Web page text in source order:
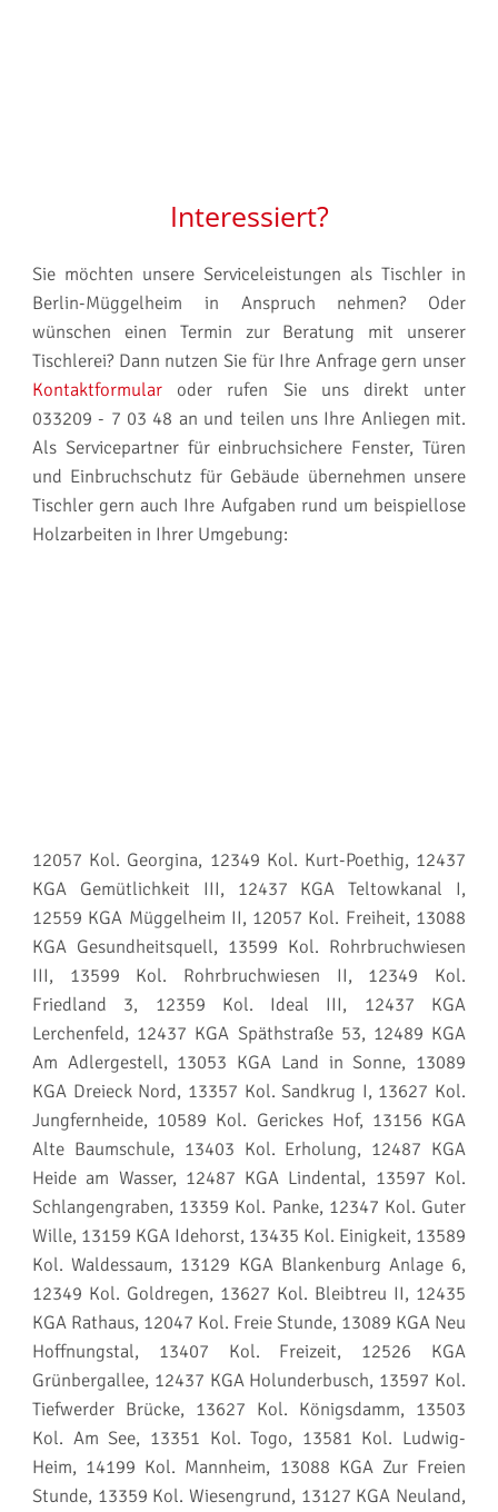
Interessiert?
Sie möchten unsere Serviceleistungen als Tischler in
Berlin-Müggelheim in Anspruch nehmen? Oder
wünschen einen Termin zur Beratung mit unserer
Tischlerei? Dann nutzen Sie für Ihre Anfrage gern unser
Kontaktformularoder rufen Sie uns direkt unter
033209 - 7 03 48 an und teilen uns Ihre Anliegen mit.
Als Servicepartner für einbruchsichere Fenster, Türen
und Einbruchschutz für Gebäude übernehmen unsere
Tischler gern auch Ihre Aufgaben rund um beispiellose
Holzarbeiten in Ihrer Umgebung:
12057 Kol. Georgina, 12349 Kol. Kurt-Poethig, 12437
KGA Gemütlichkeit III, 12437 KGA Teltowkanal I,
12559 KGA Müggelheim II, 12057 Kol. Freiheit, 13088
KGA Gesundheitsquell, 13599 Kol. Rohrbruchwiesen
III, 13599 Kol. Rohrbruchwiesen II, 12349 Kol.
Friedland 3, 12359 Kol. Ideal III, 12437 KGA
Lerchenfeld, 12437 KGA Späthstraße 53, 12489 KGA
Am Adlergestell, 13053 KGA Land in Sonne, 13089
KGA Dreieck Nord, 13357 Kol. Sandkrug I, 13627 Kol.
Jungfernheide, 10589 Kol. Gerickes Hof, 13156 KGA
Alte Baumschule, 13403 Kol. Erholung, 12487 KGA
Heide am Wasser, 12487 KGA Lindental, 13597 Kol.
Schlangengraben, 13359 Kol. Panke, 12347 Kol. Guter
Wille, 13159 KGA Idehorst, 13435 Kol. Einigkeit, 13589
Kol. Waldessaum, 13129 KGA Blankenburg Anlage 6,
12349 Kol. Goldregen, 13627 Kol. Bleibtreu II, 12435
KGA Rathaus, 12047 Kol. Freie Stunde, 13089 KGA Neu
Hoffnungstal, 13407 Kol. Freizeit, 12526 KGA
Grünbergallee, 12437 KGA Holunderbusch, 13597 Kol.
Tiefwerder Brücke, 13627 Kol. Königsdamm, 13503
Kol. Am See, 13351 Kol. Togo, 13581 Kol. Ludwig-
Heim, 14199 Kol. Mannheim, 13088 KGA Zur Freien
Stunde, 13359 Kol. Wiesengrund, 13127 KGA Neuland,